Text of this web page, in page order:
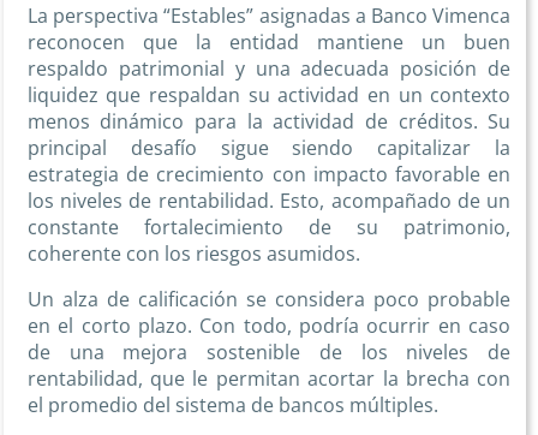
La perspectiva “Estables” asignadas a Banco Vimenca
reconocen que la entidad mantiene un buen
respaldo patrimonial y una adecuada posición de
liquidez que respaldan su actividad en un contexto
menos dinámico para la actividad de créditos. Su
principal desafío sigue siendo capitalizar la
estrategia de crecimiento con impacto favorable en
los niveles de rentabilidad. Esto, acompañado de un
constante fortalecimiento de su patrimonio,
coherente con los riesgos asumidos.
Un alza de calificación se considera poco probable
en el corto plazo. Con todo, podría ocurrir en caso
de una mejora sostenible de los niveles de
rentabilidad, que le permitan acortar la brecha con
el promedio del sistema de bancos múltiples.